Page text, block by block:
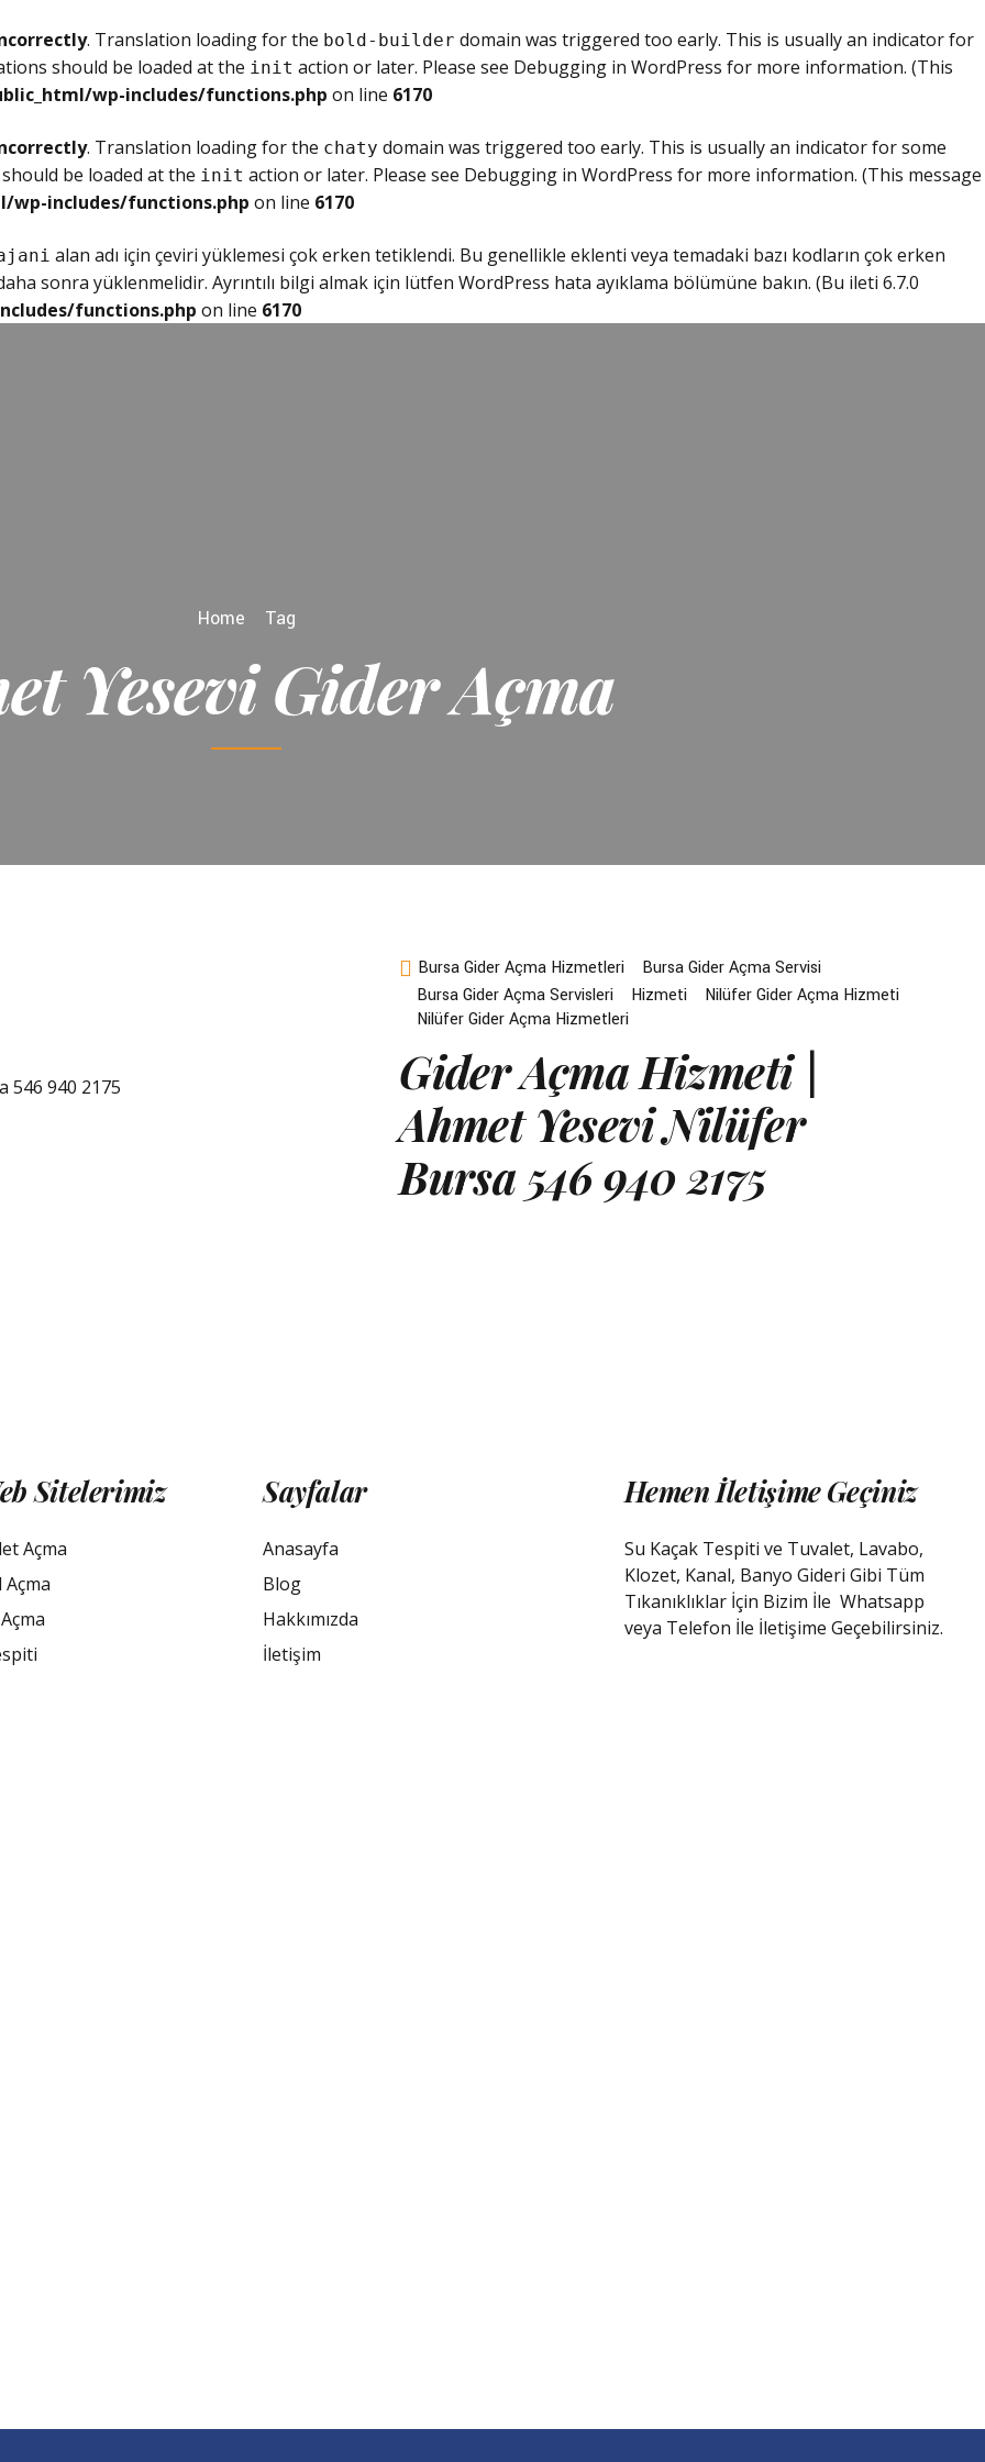
. Translation loading for the bold-builder domain was triggered too early. This is usually an indicator for
should be loaded at the init action or later. Please see Debugging in WordPress for more information. (This
wp-includes/functions.php on line 6170
. Translation loading for the chaty domain was triggered too early. This is usually an indicator for some
be loaded at the init action or later. Please see Debugging in WordPress for more information. (This message
wp-includes/functions.php on line 6170
alan adı için çeviri yüklemesi çok erken tetiklendi. Bu genellikle eklenti veya temadaki bazı kodların çok erken
sonra yüklenmelidir. Ayrıntılı bilgi almak için lütfen WordPress hata ayıklama bölümüne bakın. (Bu ileti 6.7.0
functions.php on line 6170
Home Tag
Yesevi Gider Açma
Bursa Gider Açma Hizmetleri
Bursa Gider Açma Servisi
Bursa Gider Açma Servisleri
Hizmeti
Nilüfer Gider Açma Hizmeti
Nilüfer Gider Açma Hizmetleri
Gider Açma Hizmeti |
Ahmet Yesevi Nilüfer
Bursa 546 940 2175
Sitelerimiz
Açma
Sayfalar
Anasayfa
Blog
Hakkımızda
İletişim
Hemen İletişime Geçiniz
Su Kaçak Tespiti ve Tuvalet, Lavabo,
Klozet, Kanal, Banyo Gideri Gibi Tüm
Tıkanıklıklar İçin Bizim İle Whatsapp
veya Telefon İle İletişime Geçebilirsiniz.